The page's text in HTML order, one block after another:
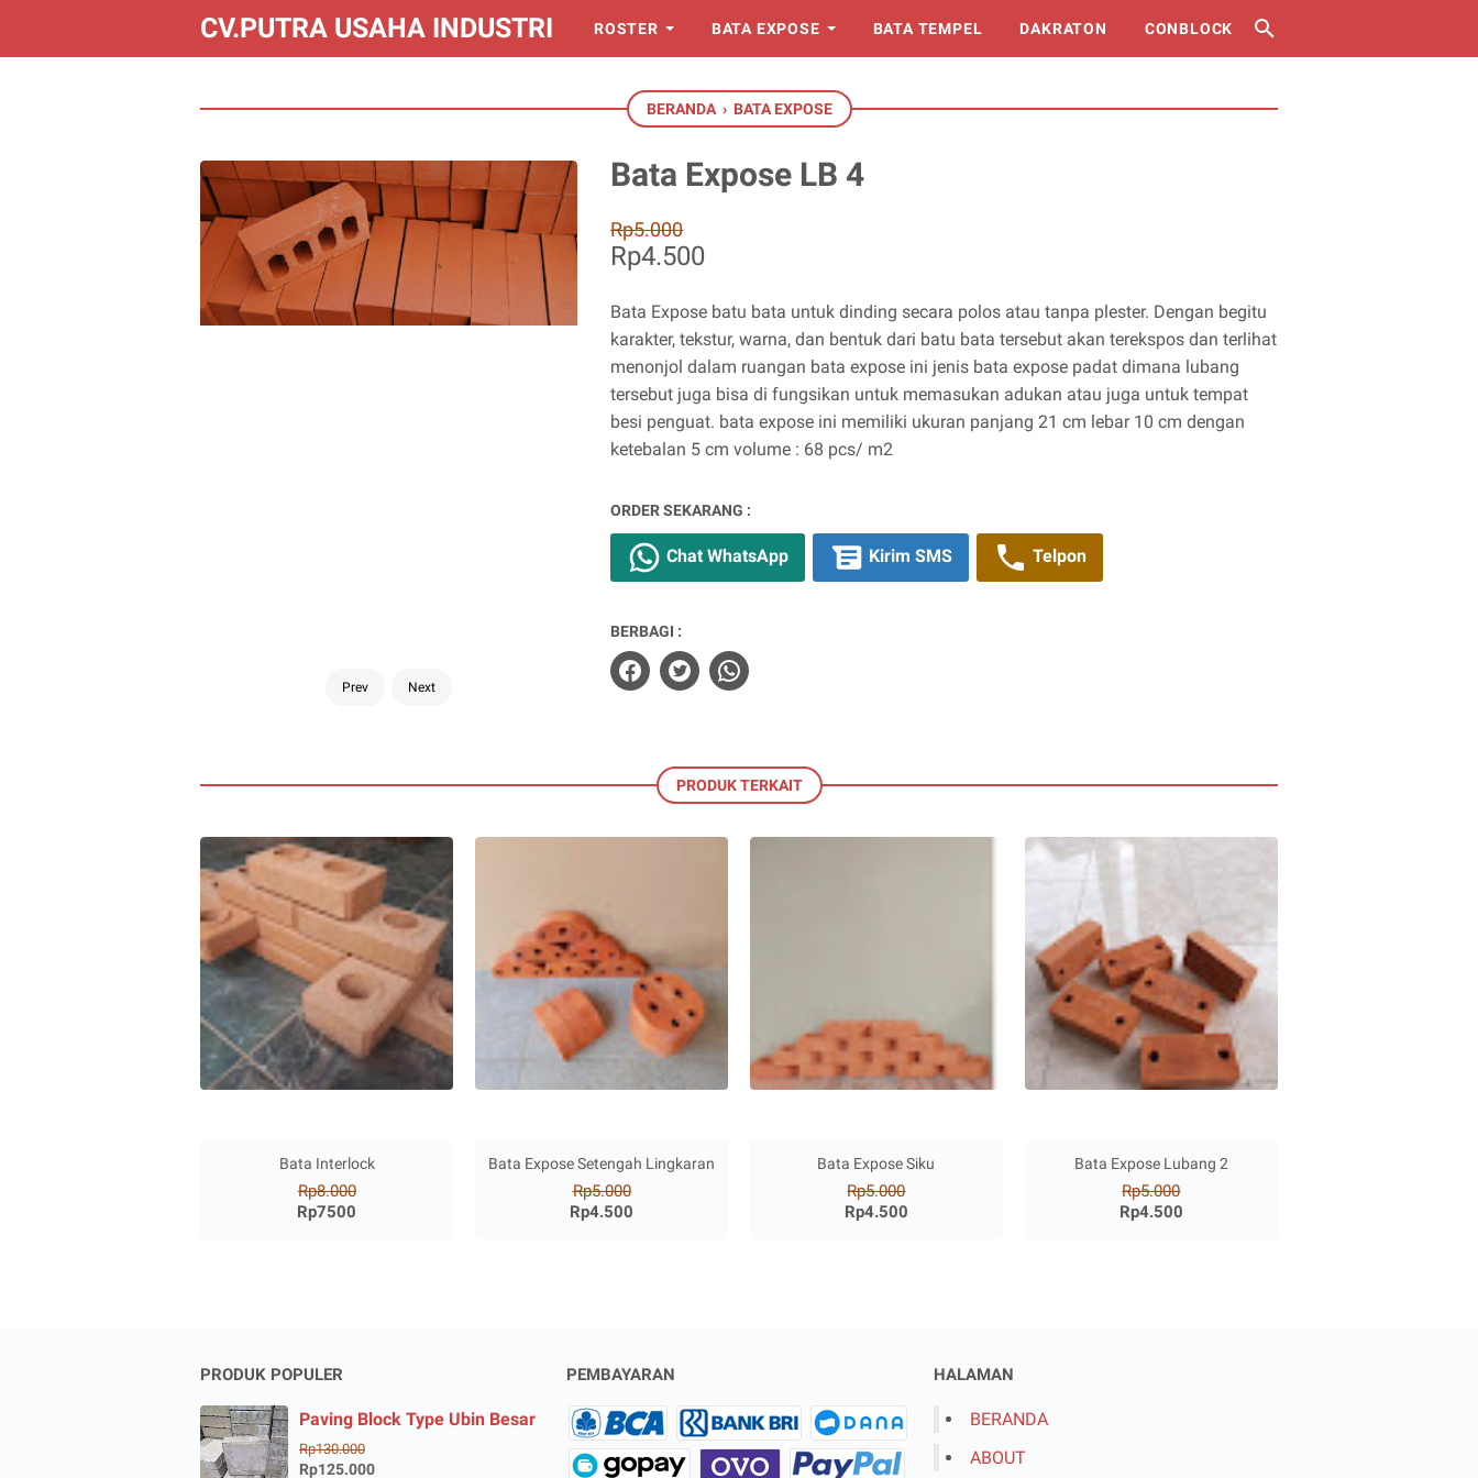
CV.PUTRA USAHA INDUSTRI ROSTER BATA EXPOSE BATA TEMPEL DAKRATON CONBLOCK
BERANDA › BATA EXPOSE
Bata Expose LB 4
Prev Next
Rp5.000
Rp4.500
Bata Expose batu bata untuk dinding secara polos atau tanpa plester. Dengan begitu
karakter, tekstur, warna, dan bentuk dari batu bata tersebut akan terekspos dan terlihat
menonjol dalam ruangan bata expose ini jenis bata expose padat dimana lubang
tersebut juga bisa di fungsikan untuk memasukan adukan atau juga untuk tempat
besi penguat. bata expose ini memiliki ukuran panjang 21 cm lebar 10 cm dengan
ketebalan 5 cm volume : 68 pcs/ m2
ORDER SEKARANG :
Chat WhatsApp Kirim SMS Telpon
BERBAGI :
PRODUK TERKAIT
Bata Interlock
Rp8.000
Rp7500
Bata Expose Setengah Lingkaran
Rp5.000
Rp4.500
Bata Expose Siku
Rp5.000
Rp4.500
Bata Expose Lubang 2
Rp5.000
Rp4.500
PRODUK POPULER
Paving Block Type Ubin Besar
Rp130.000
Rp125.000
PEMBAYARAN HALAMAN
BERANDA
ABOUT